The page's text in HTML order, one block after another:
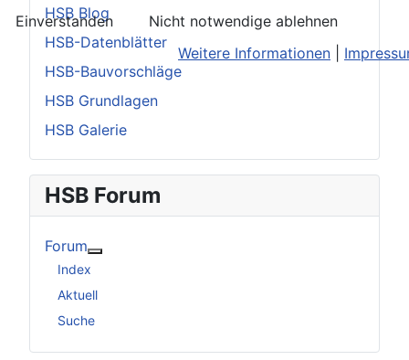
HSB Blog
HSB-Datenblätter
HSB-Bauvorschläge
HSB Grundlagen
HSB Galerie
HSB Forum
Forum
Index
Aktuell
Suche
Einverstanden
Nicht notwendige ablehnen
Weitere Informationen